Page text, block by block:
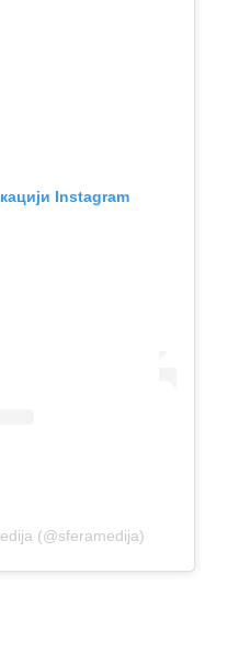
Instagram
(@sferamedija)